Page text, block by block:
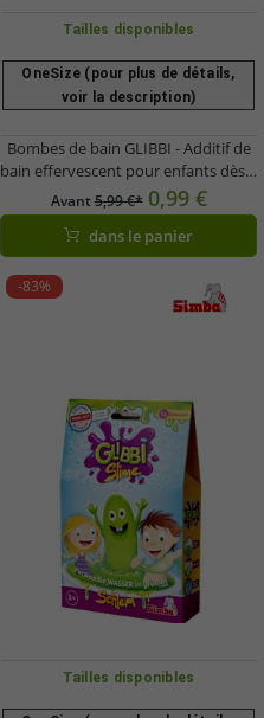
Tailles disponibles
OneSize (pour plus de détails,
voir la description)
Bombes de bain GLIBBI - Additif de
bain effervescent pour enfants dès 3
ans - 4 bombes de bain colorées et
parfumées - Couleurs assorties
Avant5,99 €* 0,99 €
dans le panier
-83%
Tailles disponibles